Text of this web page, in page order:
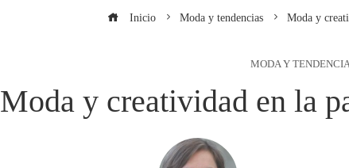
Inicio Moda y tendencias Moda y
MODA Y
Moda y creatividad en la